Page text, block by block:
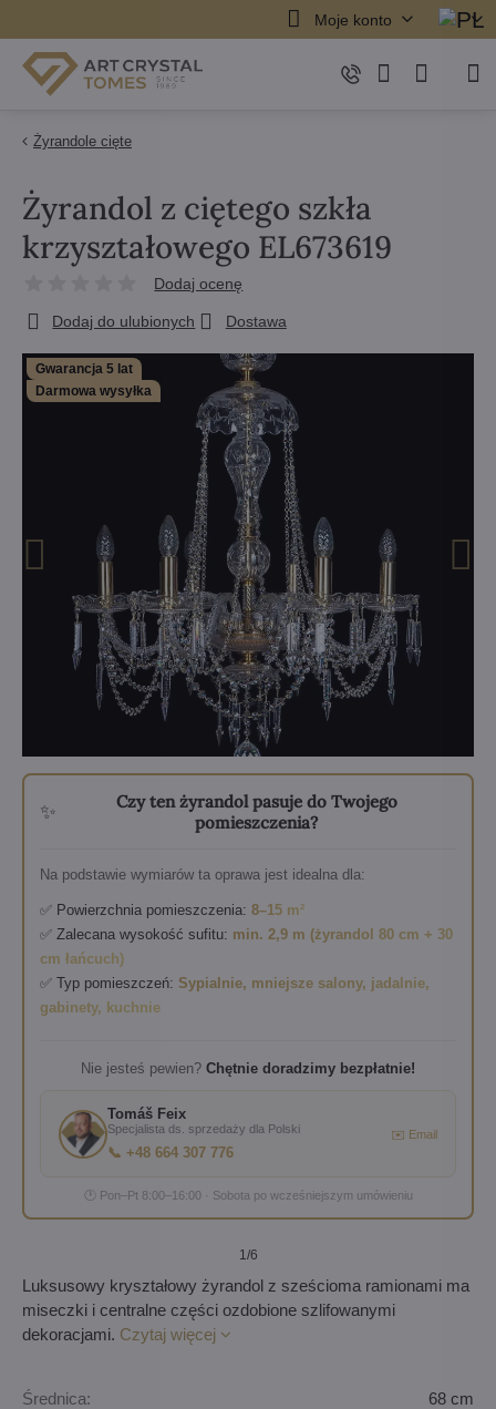
Moje konto
Żyrandole cięte
Gwarancja 5 lat
Darmowa wysyłka
✨
Czy ten żyrandol pasuje do Twojego
pomieszczenia?
Na podstawie wymiarów ta oprawa jest idealna dla:
✅ Powierzchnia pomieszczenia: 8–15 m²
✅ Zalecana wysokość sufitu: min. 2,9 m (żyrandol 80 cm + 30
cm łańcuch)
✅ Typ pomieszczeń: Sypialnie, mniejsze salony, jadalnie,
gabinety, kuchnie
Nie jesteś pewien? Chętnie doradzimy bezpłatnie!
Tomáš Feix
Specjalista ds. sprzedaży dla Polski
📞 +48 664 307 776
✉️ Email
🕐 Pon–Pt 8:00–16:00 · Sobota po wcześniejszym umówieniu
1/6
Żyrandol z ciętego szkła
krzyształowego EL673619
Dodaj ocenę
Dodaj do ulubionych Dostawa
Luksusowy kryształowy żyrandol z sześcioma ramionami ma
miseczki i centralne części ozdobione szlifowanymi
dekoracjami. Czytaj więcej
Średnica: 68 cm